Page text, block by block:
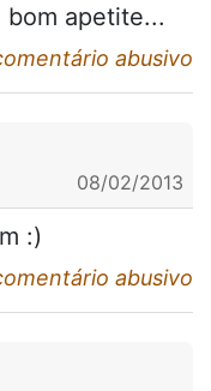
apetite...
abusivo
08/02/2013
:)
abusivo